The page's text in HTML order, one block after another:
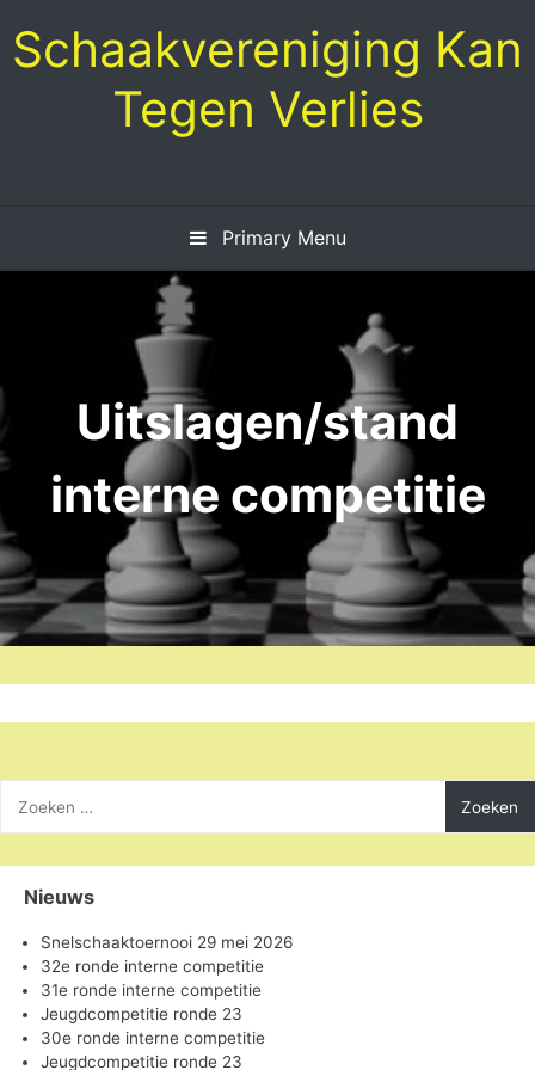
to
content
Schaakvereniging Kan
Tegen Verlies
Primary Menu
Uitslagen/stand
interne competitie
naar:
Nieuws
Snelschaaktoernooi 29 mei 2026
32e ronde interne competitie
31e ronde interne competitie
Jeugdcompetitie ronde 23
30e ronde interne competitie
Jeugdcompetitie ronde 23